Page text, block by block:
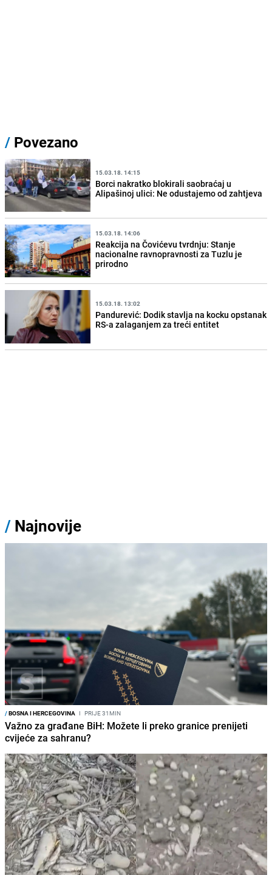
/ Povezano
15.03.18. 14:15
Borci nakratko blokirali saobraćaj u
Alipašinoj ulici: Ne odustajemo od zahtjeva
15.03.18. 14:06
Reakcija na Čovićevu tvrdnju: Stanje
nacionalne ravnopravnosti za Tuzlu je
prirodno
15.03.18. 13:02
Pandurević: Dodik stavlja na kocku opstanak
RS-a zalaganjem za treći entitet
/ Najnovije
/BOSNA I HERCEGOVINA I PRIJE 31MIN
Važno za građane BiH: Možete li preko granice prenijeti
cvijeće za sahranu?